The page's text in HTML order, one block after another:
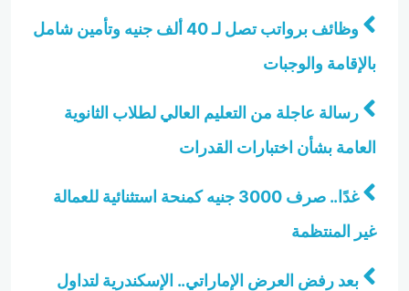
وظائف برواتب تصل لـ 40 ألف جنيه وتأمين شامل
بالإقامة والوجبات
رسالة عاجلة من التعليم العالي لطلاب الثانوية
العامة بشأن اختبارات القدرات
غدًا.. صرف 3000 جنيه كمنحة استثنائية للعمالة
غير المنتظمة
بعد رفض العرض الإماراتي.. الإسكندرية لتداول